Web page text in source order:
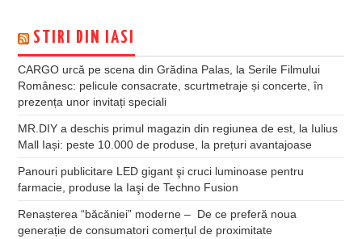
STIRI DIN IASI
CARGO urcă pe scena din Grădina Palas, la Serile Filmului
Românesc: pelicule consacrate, scurtmetraje și concerte, în
prezența unor invitați speciali
MR.DIY a deschis primul magazin din regiunea de est, la Iulius
Mall Iași: peste 10.000 de produse, la prețuri avantajoase
Panouri publicitare LED gigant şi cruci luminoase pentru
farmacie, produse la Iaşi de Techno Fusion
Renașterea “băcăniei” moderne – De ce preferă noua
generație de consumatori comerțul de proximitate